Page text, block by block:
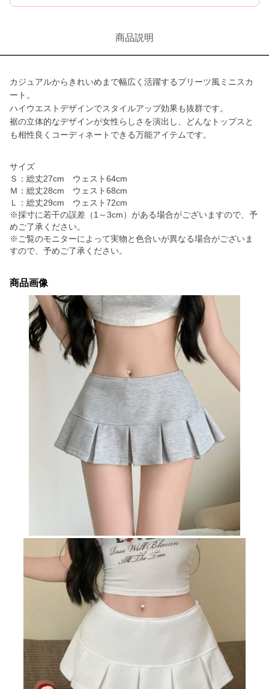
商品説明
カジュアルからきれいめまで幅広く活躍するプリーツ風ミニスカ
ート。
ハイウエストデザインでスタイルアップ効果も抜群です。
裾の立体的なデザインが女性らしさを演出し、どんなトップスと
も相性良くコーディネートできる万能アイテムです。
サイズ
Ｓ：総丈27cm ウェスト64cm
Ｍ：総丈28cm ウェスト68cm
Ｌ：総丈29cm ウェスト72cm
※採寸に若干の誤差（1～3cm）がある場合がございますので、予
めご了承ください。
※ご覧のモニターによって実物と色合いが異なる場合がございま
すので、予めご了承ください。
商品画像